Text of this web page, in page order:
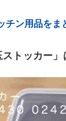
チン用品をま
トッカー」